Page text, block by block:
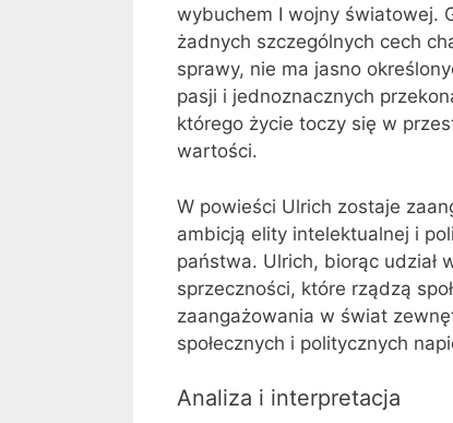
wybuchem I wojny światowej.
żadnych szczególnych cech
sprawy, nie ma jasno
pasji i jednoznacznych
którego życie toczy się w
wartości.
W powieści Ulrich zostaje
ambicją elity intelektualnej i
państwa. Ulrich, biorąc udział
sprzeczności, które rządzą
zaangażowania w świat
społecznych i politycznych
Analiza i interpretacja